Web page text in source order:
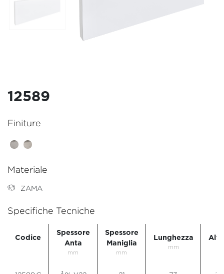
12589
Finiture
Materiale
ZAMA
Specifiche Tecniche
Codice
Spessore
Anta
mm
Spessore
Maniglia
mm
Lunghezza
mm